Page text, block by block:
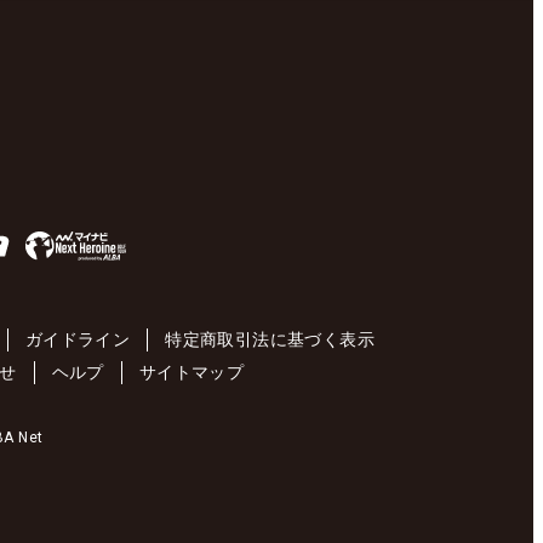
ガイドライン
特定商取引法に基づく表示
ヘルプ サイトマップ
Net